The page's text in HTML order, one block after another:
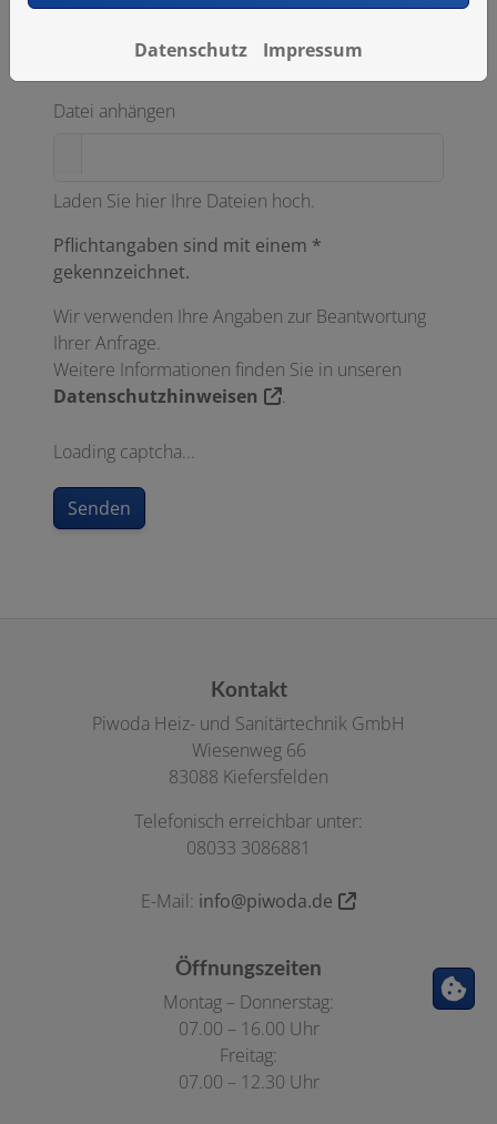
Datei anhängen
Laden Sie hier Ihre Dateien hoch.
Pflichtangaben sind mit einem *
gekennzeichnet.
Wir verwenden Ihre Angaben zur Beantwortung
Ihrer Anfrage.
Weitere Informationen finden Sie in unseren
Datenschutzhinweisen
.
Loading captcha...
Senden
Footer - Kontaktdaten und Öffnungszeiten
Kontakt
Piwoda Heiz- und Sanitärtechnik GmbH
Wiesenweg 66
83088 Kiefersfelden
Telefonisch erreichbar unter:
08033 3086881
E-Mail: info@piwoda.de
Öffnungszeiten
Montag – Donnerstag:
07.00 – 16.00 Uhr
Freitag:
07.00 – 12.30 Uhr
Datenschutz Impressum